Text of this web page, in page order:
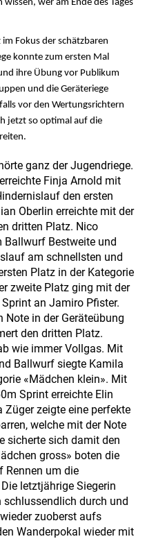
wer am Ende des Tages
Fokus der schätzbaren
konnte zum ersten Mal
ihre Übung vor Publikum
und die Geräteriege
vor den Wertungsrichtern
jetzt so optimal auf die
ganz der Jugendriege.
Finja Arnold mit
den ersten
Oberlin erreichte mit der
dritten Platz. Nico
Ballwurf Bestweite und
am schnellsten und
Platz in der Kategorie
zweite Platz ging mit der
an Jamiro Pfister.
Note in der Geräteübung
den dritten Platz.
wie immer Vollgas. Mit
Ballwurf siegte Kamila
«Mädchen klein». Mit
Sprint erreichte Elin
Züger zeigte eine perfekte
welche mit der Note
sicherte sich damit den
gross» boten die
Rennen um die
letztjährige Siegerin
schlussendlich durch und
zuoberst aufs
Wanderpokal wieder mit